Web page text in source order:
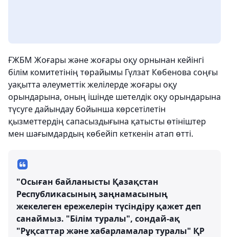
ҒЖБМ Жоғары және жоғары оқу орнынан кейінгі
білім комитетінің төрайымы Гүлзат Көбенова соңғы
уақытта әлеуметтік желілерде жоғары оқу
орындарына, оның ішінде шетелдік оқу орындарына
түсуге дайындау бойынша көрсетілетін
қызметтердің сапасыздығына қатысты өтініштер
мен шағымдардың көбейіп кеткенін атап өтті.
"Осыған байланысты Қазақстан
Республикасының заңнамасының
жекелеген ережелерін түсіндіру қажет деп
санаймыз. "Білім туралы", сондай-ақ
"Рұқсаттар және хабарламалар туралы" ҚР